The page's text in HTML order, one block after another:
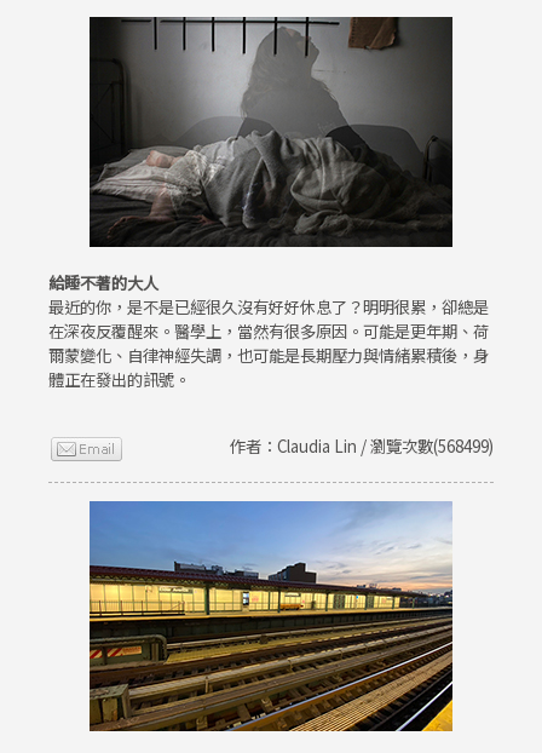
給睡不著的大人
最近的你，是不是已經很久沒有好好休息了？明明很累，卻總是
在深夜反覆醒來。醫學上，當然有很多原因。可能是更年期、荷
爾蒙變化、自律神經失調，也可能是長期壓力與情緒累積後，身
體正在發出的訊號。
作者：Claudia Lin / 瀏覽次數(568499)